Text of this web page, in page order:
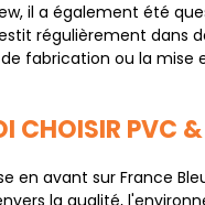
il a également été
régulièrement dans
fabrication ou la mise
CHOISIR PVC
en avant sur France